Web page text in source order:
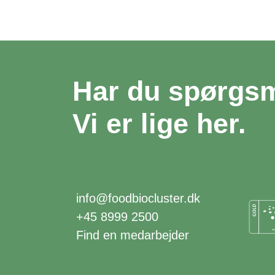
Har du
Vi er lige her.
info@foodbiocluster.dk
+45 8999 2500
Find en medarbejder